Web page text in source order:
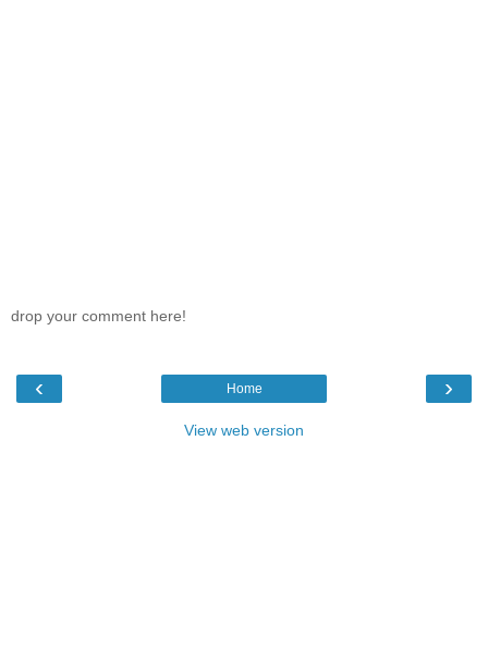
drop your comment here!
‹ ›
Home
View web version